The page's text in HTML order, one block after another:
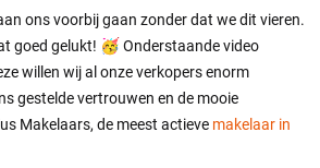
ons voorbij gaan zonder dat we dit vieren.
goed gelukt! 🥳 Onderstaande video
willen wij al onze verkopers enorm
gestelde vertrouwen en de mooie
Makelaars, de meest actieve makelaar in